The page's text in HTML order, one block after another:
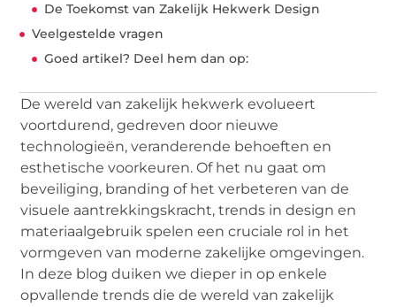
De Toekomst van Zakelijk Hekwerk Design
Veelgestelde vragen
Goed artikel? Deel hem dan op:
De wereld van zakelijk hekwerk evolueert
voortdurend, gedreven door nieuwe
technologieën, veranderende behoeften en
esthetische voorkeuren. Of het nu gaat om
beveiliging, branding of het verbeteren van de
visuele aantrekkingskracht, trends in design en
materiaalgebruik spelen een cruciale rol in het
vormgeven van moderne zakelijke omgevingen.
In deze blog duiken we dieper in op enkele
opvallende trends die de wereld van zakelijk